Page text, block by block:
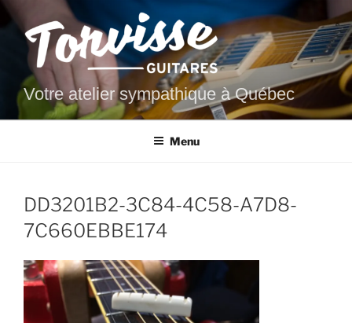
Aller
au
contenu
principal
Votre atelier sympathique à Québec
Menu
DD3201B2-3C84-4C58-A7D8-
7C660EBBE174